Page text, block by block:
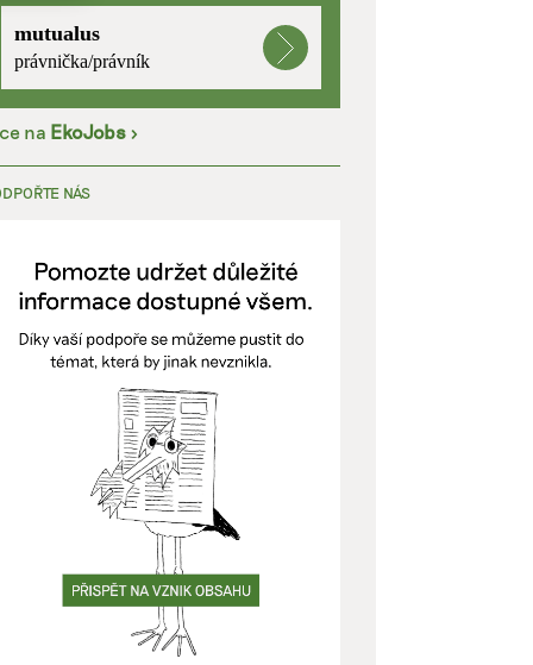
aktivní
mutualus
právnička/právník
na EkoJobs >
NÁS